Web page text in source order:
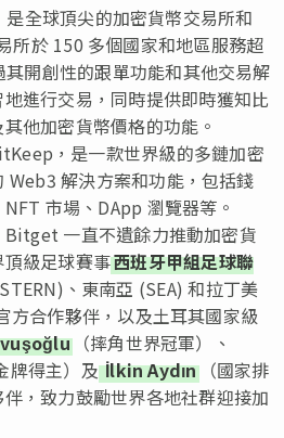
全球頂尖的加密貨幣交易所和
於 150 多個國家和地區服務超
開創性的跟單功能和其他交易解
進行交易，同時提供即時獲知比
他加密貨幣價格的功能。
，是一款世界級的多鏈加密
Web3 解決方案和功能，包括錢
市場、DApp 瀏覽器等。
一直不遺餘力推動加密貨
級足球賽事西班牙甲組足球聯
、東南亞 (SEA) 和拉丁美
方合作夥伴，以及土耳其國家級
（摔角世界冠軍）、
牌得主）及İlkin Aydın（國家排
，致力鼓勵世界各地社群迎接加